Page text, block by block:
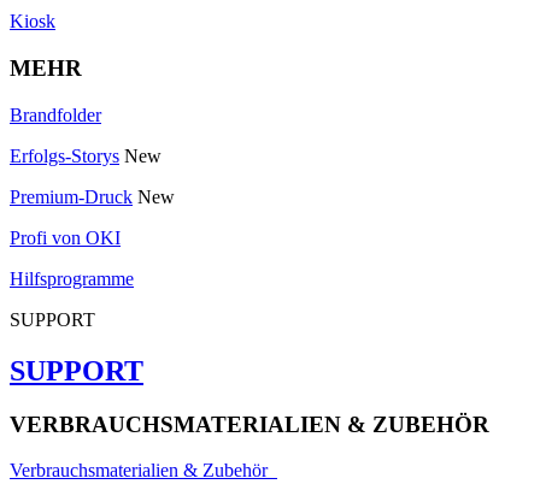
Kiosk
MEHR
Brandfolder
Erfolgs-Storys New
Premium-Druck New
Profi von OKI
Hilfsprogramme
SUPPORT
SUPPORT
VERBRAUCHSMATERIALIEN & ZUBEHÖR
Verbrauchsmaterialien & Zubehör